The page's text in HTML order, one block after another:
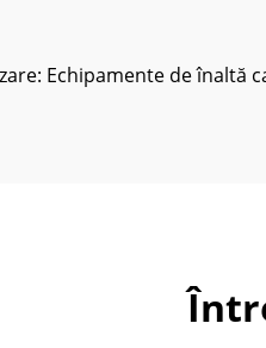
Echipamente de